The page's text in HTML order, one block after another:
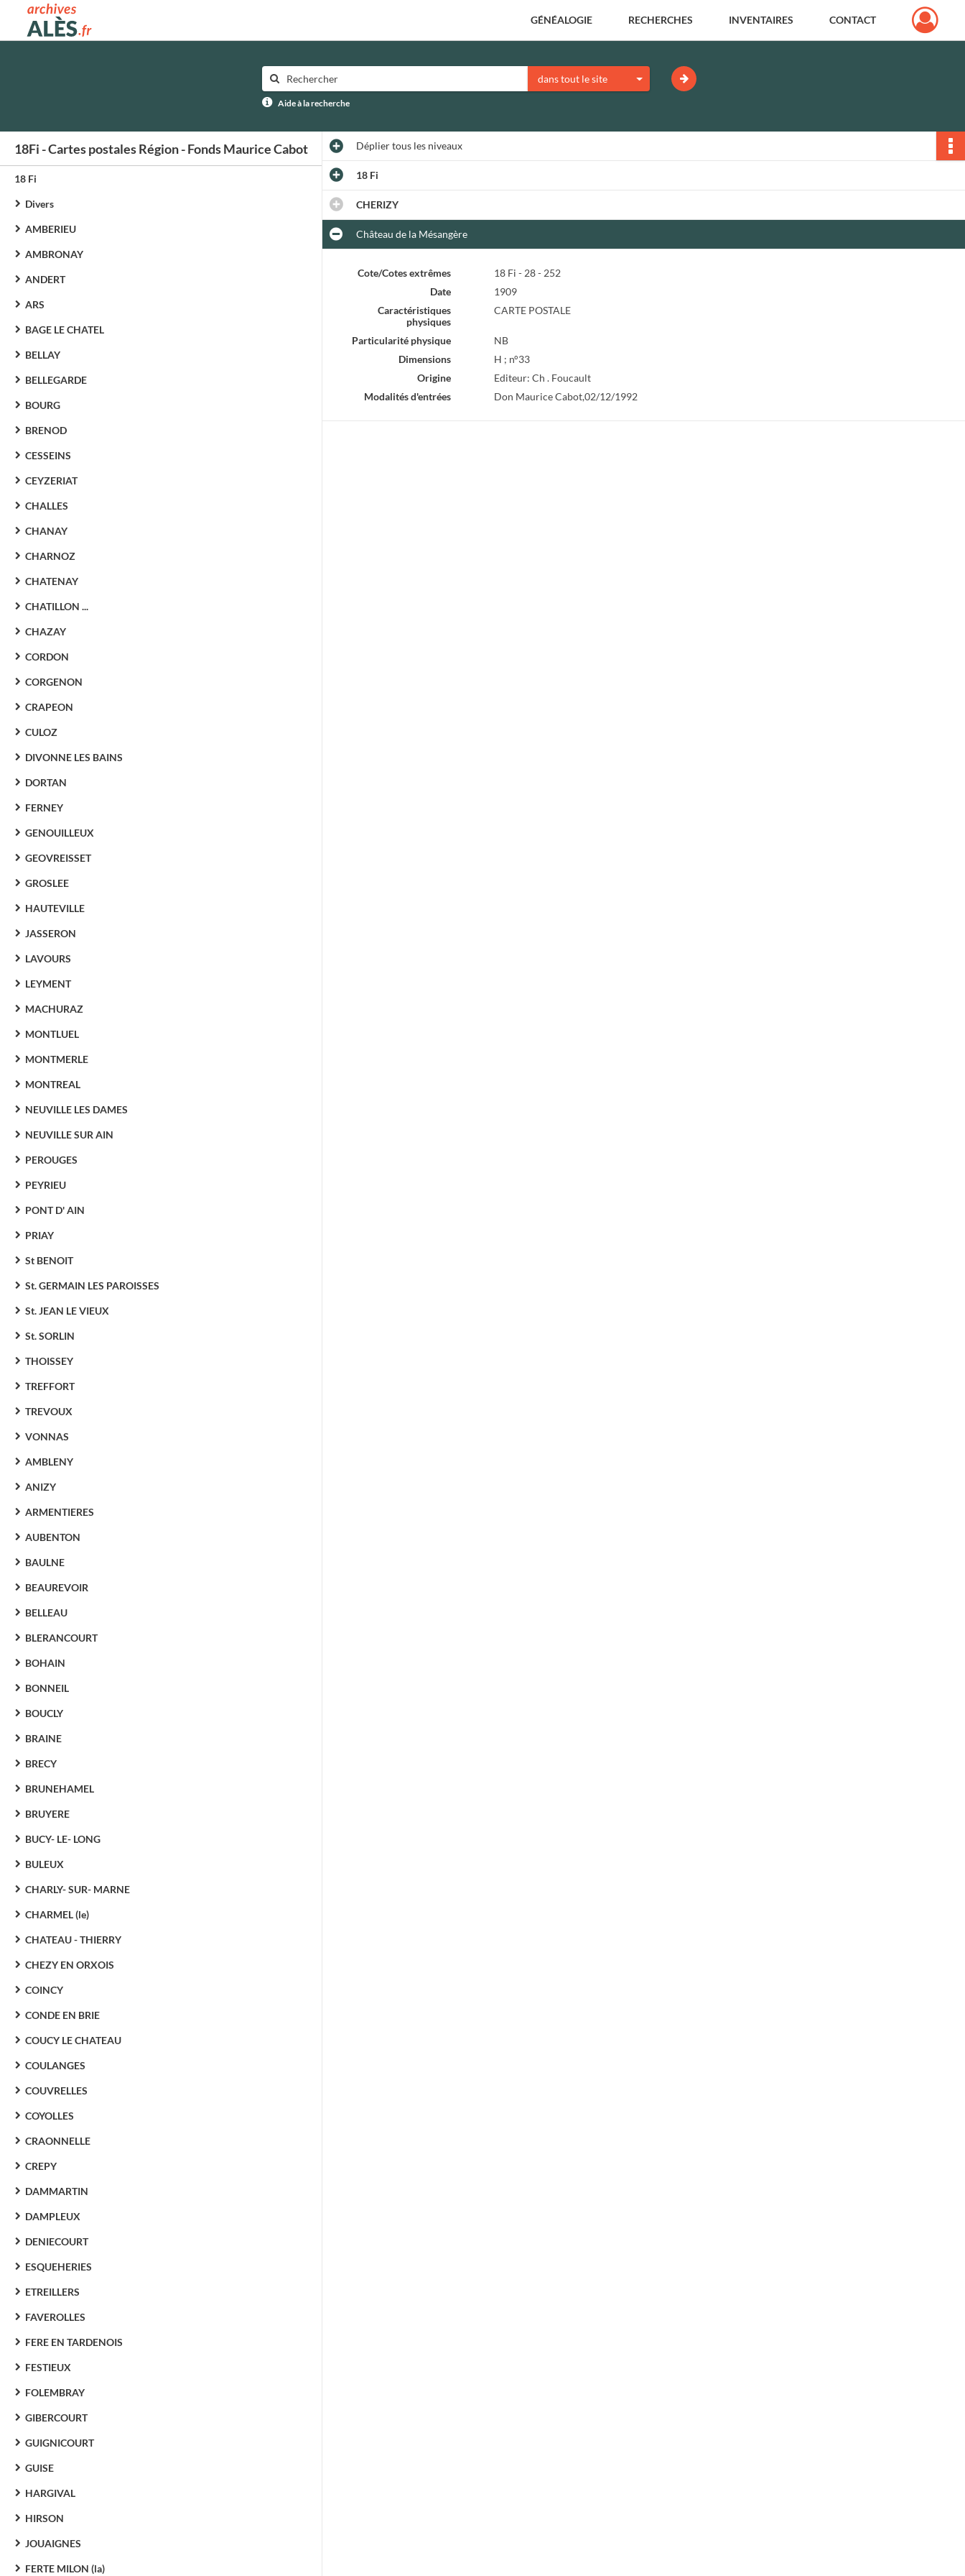
Archives municipales d'Alès GÉNÉALOGIE RECHERCHES INVENTAIRES CONTACT
dans tout le site
Aide à la recherche
18Fi - Cartes postales Région - Fonds Maurice Cabot
18 Fi
Divers
AMBERIEU
AMBRONAY
ANDERT
ARS
BAGE LE CHATEL
BELLAY
BELLEGARDE
BOURG
BRENOD
CESSEINS
CEYZERIAT
CHALLES
CHANAY
CHARNOZ
CHATENAY
CHATILLON ...
CHAZAY
CORDON
CORGENON
CRAPEON
CULOZ
DIVONNE LES BAINS
DORTAN
FERNEY
GENOUILLEUX
GEOVREISSET
GROSLEE
HAUTEVILLE
JASSERON
LAVOURS
LEYMENT
MACHURAZ
MONTLUEL
MONTMERLE
MONTREAL
NEUVILLE LES DAMES
NEUVILLE SUR AIN
PEROUGES
PEYRIEU
PONT D' AIN
PRIAY
St BENOIT
St. GERMAIN LES PAROISSES
St. JEAN LE VIEUX
St. SORLIN
THOISSEY
TREFFORT
TREVOUX
VONNAS
AMBLENY
ANIZY
ARMENTIERES
AUBENTON
BAULNE
BEAUREVOIR
BELLEAU
BLERANCOURT
BOHAIN
BONNEIL
BOUCLY
BRAINE
BRECY
BRUNEHAMEL
BRUYERE
BUCY- LE- LONG
BULEUX
CHARLY- SUR- MARNE
CHARMEL (le)
CHATEAU - THIERRY
CHEZY EN ORXOIS
COINCY
CONDE EN BRIE
COUCY LE CHATEAU
COULANGES
COUVRELLES
COYOLLES
CRAONNELLE
CREPY
DAMMARTIN
DAMPLEUX
DENIECOURT
ESQUEHERIES
ETREILLERS
FAVEROLLES
FERE EN TARDENOIS
FESTIEUX
FOLEMBRAY
GIBERCOURT
GUIGNICOURT
GUISE
HARGIVAL
HIRSON
JOUAIGNES
FERTE MILON (la)
Dépliertous les niveaux
18 Fi
CHERIZY
Château de la Mésangère
Cote/Cotes extrêmes
18 Fi - 28 - 252
Date
1909
Caractéristiques
physiques
CARTE POSTALE
Particularité physique
NB
Dimensions
H ; n°33
Origine
Editeur: Ch . Foucault
Modalités d'entrées
Don Maurice Cabot,02/12/1992